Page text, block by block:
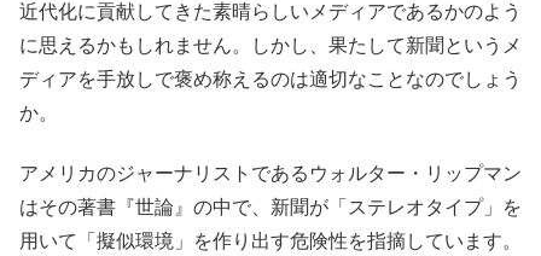
近代化に貢献してきた素晴らしいメディアであるかのよう
に思えるかもしれません。しかし、果たして新聞というメ
ディアを手放しで褒め称えるのは適切なことなのでしょう
か。
アメリカのジャーナリストであるウォルター・リップマン
はその著書『世論』の中で、新聞が「ステレオタイプ」を
用いて「擬似環境」を作り出す危険性を指摘しています。